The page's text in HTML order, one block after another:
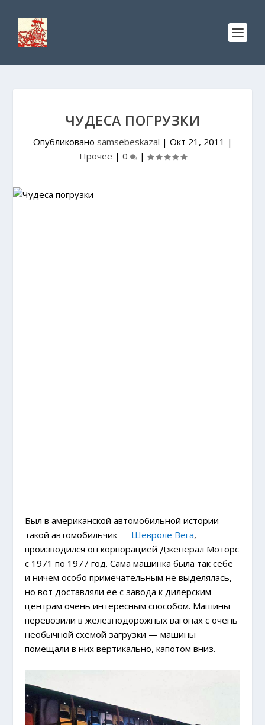
ЧУДЕСА ПОГРУЗКИ
Опубликовано samsebeskazal | Окт 21, 2011 |
Прочее | 0 |
Был в американской автомобильной истории
такой автомобильчик — Шевроле Вега,
производился он корпорацией Дженерал Моторс
с 1971 по 1977 год. Сама машинка была так себе
и ничем особо примечательным не выделялась,
но вот доставляли ее с завода к дилерским
центрам очень интересным способом. Машины
перевозили в железнодорожных вагонах с очень
необычной схемой загрузки — машины
помещали в них вертикально, капотом вниз.